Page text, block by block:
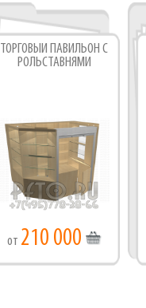
ТОРГОВЫЙ ПАВИЛЬОН С
РОЛЬСТАВНЯМИ
от 210 000